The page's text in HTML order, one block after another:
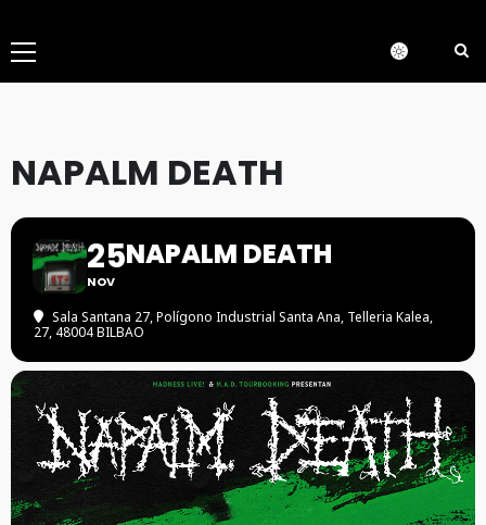
Menú
principal
NAPALM DEATH
25
NOV
NAPALM DEATH
Sala Santana 27, Polígono Industrial Santa Ana, Telleria Kalea,
27, 48004 BILBAO